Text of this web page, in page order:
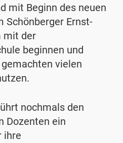
mit Beginn des neuen
Schönberger Ernst-
mit der
beginnen und
vielen
nochmals den
Dozenten ein
ihre